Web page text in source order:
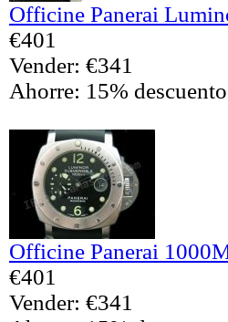
Officine Panerai
€401
Vender: €341
Ahorre: 15% descuento
Officine Panerai
€401
Vender: €341